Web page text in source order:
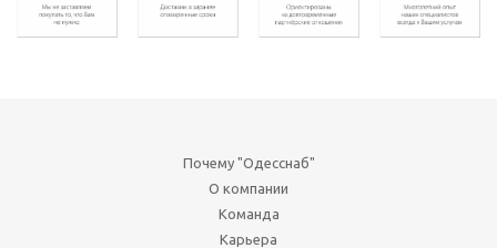
Почему "Одесснаб"
О компании
Команда
Карьера